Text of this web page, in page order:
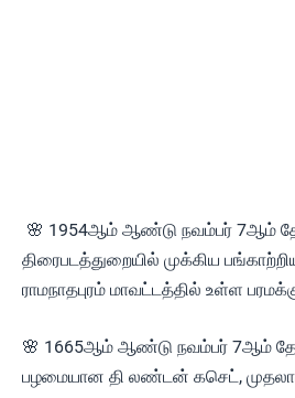
🌸 1954ஆம் ஆண்டு நவம்பர் 7ஆம்
திரைபடத்துறையில் முக்கிய
ராமநாதபுரம் மாவட்டத்தில் உள்ள
🌸 1665ஆம் ஆண்டு நவம்பர் 7ஆம்
பழமையான தி லண்டன் கசெட்,